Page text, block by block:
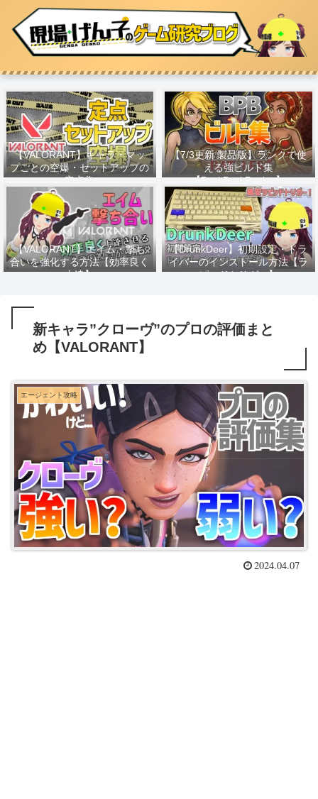
【VALORANT】キャラ・マッ
プごとの空爆・セットアップの
定点集
【7/3更新 製品版】ランクで使
える強ビルド集
【BackPackBattles】
【VALORANT】エイム・撃ち
合いを強化する方法【効率良く
上達】
【DrunkDeer】初期設定・ドラ
イバーのインストール方法【ラ
ピッドトリガー】
新キャラ”クローヴ”のプロの評価まと
め【VALORANT】
エージェント攻略
2024.04.07